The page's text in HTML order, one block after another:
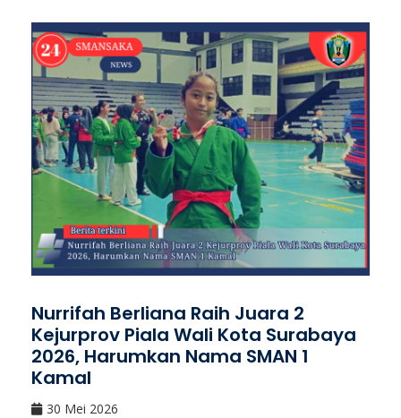
Nurrifah Berliana Raih Juara 2
Kejurprov Piala Wali Kota Surabaya
2026, Harumkan Nama SMAN 1
Kamal
30 Mei 2026